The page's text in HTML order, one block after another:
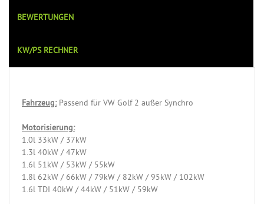
BEWERTUNGEN
KW/PS RECHNER
Fahrzeug:Passend für VW Golf 2 außer Synchro
Motorisierung:
1.0l 33kW / 37kW
1.3l 40kW / 47kW
1.6l 51kW / 53kW / 55kW
1.8l 62kW / 66kW / 79kW / 82kW / 95kW / 102kW
1.6l TDI 40kW / 44kW / 51kW / 59kW